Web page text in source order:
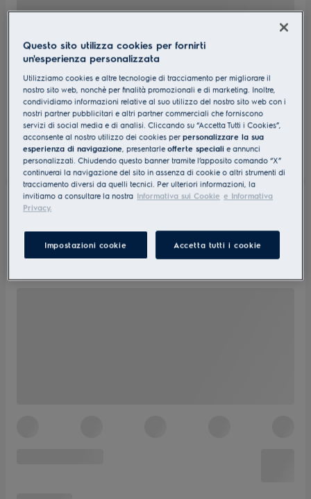
Questo sito utilizza cookies per fornirti
un'esperienza personalizzata
Utilizziamo cookies e altre tecnologie di tracciamento per migliorare il
nostro sito web, nonchè per finalità promozionali e di marketing. Inoltre,
condividiamo informazioni relative al suo utilizzo del nostro sito web con i
nostri partner pubblicitari e altri partner commerciali che forniscono
servizi di social media e di analisi. Cliccando su “Accetta Tutti i Cookies”,
acconsente al nostro utilizzo dei cookies perpersonalizzare la sua
esperienza di navigazione, presentarleofferte speciali e annunci
personalizzati. Chiudendo questo banner tramite l’apposito comando “X”
continuerai la navigazione del sito in assenza di cookie o altri strumenti di
tracciamento diversi da quelli tecnici. Per ulteriori informazioni, la
invitiamo a consultare la nostra Informativa sui Cookie e Informativa
Privacy.
Impostazioni cookie Accetta tutti i cookie